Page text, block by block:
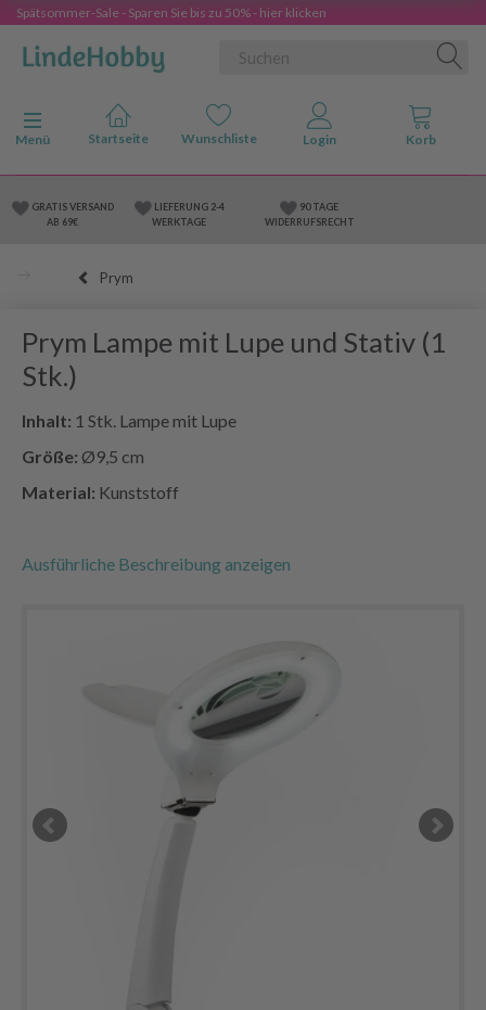
Spätsommer-Sale - Sparen Sie bis zu 50% - hier klicken
Anzeige ändern
Menü
GRATIS VERSAND
AB 69€
LIEFERUNG 2-4
WERKTAGE
90 TAGE
WIDERRUFSRECHT
Prym
Prym Lampe mit Lupe und Stativ (1
Stk.)
Inhalt: 1 Stk. Lampe mit Lupe
Größe: Ø9,5 cm
Material: Kunststoff
Ausführliche Beschreibung anzeigen